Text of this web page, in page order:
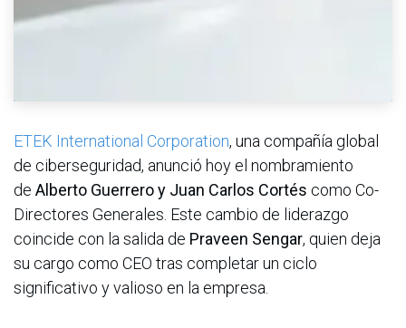
ETEK International Corporation, una compañía global
de ciberseguridad, anunció hoy el nombramiento
de Alberto Guerrero y Juan Carlos Cortés como Co-
Directores Generales. Este cambio de liderazgo
coincide con la salida de Praveen Sengar, quien deja
su cargo como CEO tras completar un ciclo
significativo y valioso en la empresa.